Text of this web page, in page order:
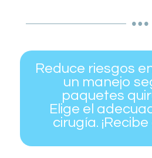
Reduce riesgos
un manejo
paquetes
Elige el
cirugía.